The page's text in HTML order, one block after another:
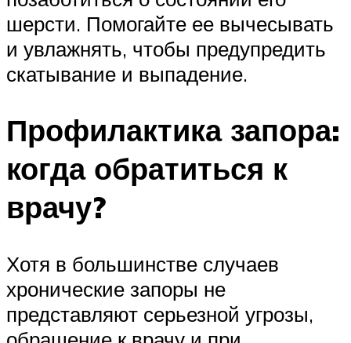
шерсти. Помогайте ее вычесывать
и увлажнять, чтобы предупредить
скатывание и выпадение.
Профилактика запора:
когда обратиться к
врачу?
Хотя в большинстве случаев
хронические запоры не
представляют серьезной угрозы,